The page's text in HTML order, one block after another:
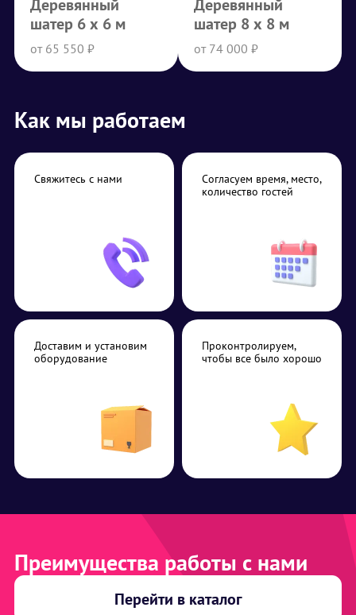
Деревянный
шатер 6 х 6 м
от 65 550 ₽
Деревянный
шатер 8 х 8 м
от 74 000 ₽
Как мы работаем
Свяжитесь с нами
Согласуем время, место,
количество гостей
Доставим и установим
оборудование
Проконтролируем,
чтобы все было хорошо
Преимущества работы с нами
Перейти в каталог